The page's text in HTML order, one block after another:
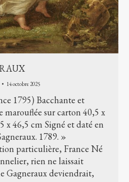
14 octobre 2025
1795) Bacchante et
marouflée sur carton 40,5 x
x 46,5 cm Signé et daté en
1789. »
particulière, France Né
rien ne laissait
Gagneraux deviendrait,